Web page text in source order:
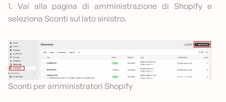
1. Vai alla pagina di amministrazione di Shopify e
seleziona Sconti sul lato sinistro.
Sconti per amministratori Shopify